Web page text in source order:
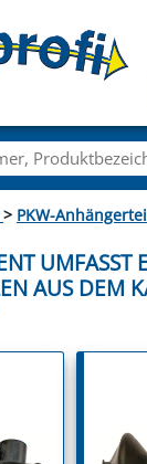
> PKW-
UMFASST
AUS DEM